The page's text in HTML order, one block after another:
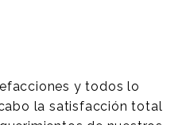
y todos lo
la satisfacción total